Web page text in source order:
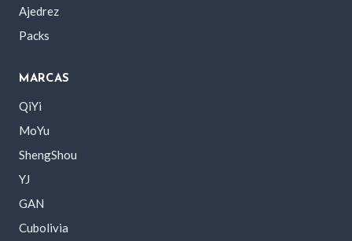
Ajedrez
Packs
MARCAS
QiYi
MoYu
ShengShou
YJ
GAN
Cubolivia